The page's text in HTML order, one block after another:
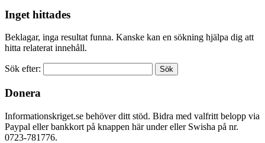
Inget hittades
Beklagar, inga resultat funna. Kanske kan en sökning hjälpa dig att
hitta relaterat innehåll.
Sök efter:
Donera
Informationskriget.se behöver ditt stöd. Bidra med valfritt belopp via
Paypal eller bankkort på knappen här under eller Swisha på nr.
0723-781776.